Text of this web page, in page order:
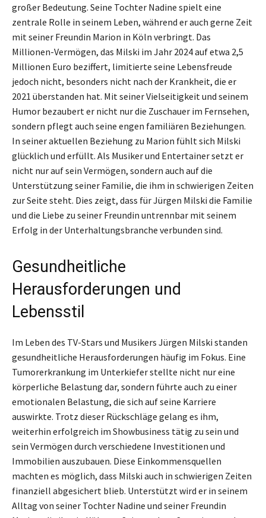
großer Bedeutung. Seine Tochter Nadine spielt eine
zentrale Rolle in seinem Leben, während er auch gerne Zeit
mit seiner Freundin Marion in Köln verbringt. Das
Millionen-Vermögen, das Milski im Jahr 2024 auf etwa 2,5
Millionen Euro beziffert, limitierte seine Lebensfreude
jedoch nicht, besonders nicht nach der Krankheit, die er
2021 überstanden hat. Mit seiner Vielseitigkeit und seinem
Humor bezaubert er nicht nur die Zuschauer im Fernsehen,
sondern pflegt auch seine engen familiären Beziehungen.
In seiner aktuellen Beziehung zu Marion fühlt sich Milski
glücklich und erfüllt. Als Musiker und Entertainer setzt er
nicht nur auf sein Vermögen, sondern auch auf die
Unterstützung seiner Familie, die ihm in schwierigen Zeiten
zur Seite steht. Dies zeigt, dass für Jürgen Milski die Familie
und die Liebe zu seiner Freundin untrennbar mit seinem
Erfolg in der Unterhaltungsbranche verbunden sind.
Gesundheitliche
Herausforderungen und
Lebensstil
Im Leben des TV-Stars und Musikers Jürgen Milski standen
gesundheitliche Herausforderungen häufig im Fokus. Eine
Tumorerkrankung im Unterkiefer stellte nicht nur eine
körperliche Belastung dar, sondern führte auch zu einer
emotionalen Belastung, die sich auf seine Karriere
auswirkte. Trotz dieser Rückschläge gelang es ihm,
weiterhin erfolgreich im Showbusiness tätig zu sein und
sein Vermögen durch verschiedene Investitionen und
Immobilien auszubauen. Diese Einkommensquellen
machten es möglich, dass Milski auch in schwierigen Zeiten
finanziell abgesichert blieb. Unterstützt wird er in seinem
Alltag von seiner Tochter Nadine und seiner Freundin